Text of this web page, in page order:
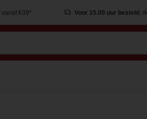
vanaf €39* Voor 15.00 uur besteld ,